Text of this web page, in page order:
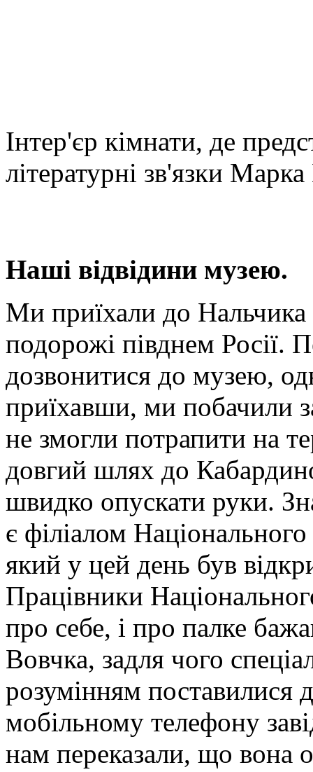
Інтер'єр кімнати, де
літературні зв'язки
Наші відвідини музею.
Ми приїхали до Нальчика
подорожі півднем Росії.
дозвонитися до музею,
приїхавши, ми побачили
не змогли потрапити на
довгий шлях до
швидко опускати руки.
є філіалом
який у цей день був
Працівники
про себе, і про палке
Вовчка, задля чого
розумінням поставилися
мобільному телефону
нам переказали, що вона